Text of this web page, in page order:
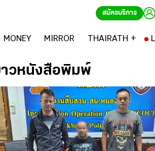
สมัครบริการ
MONEY MIRROR THAIRATH +
วหนังสือพิมพ์